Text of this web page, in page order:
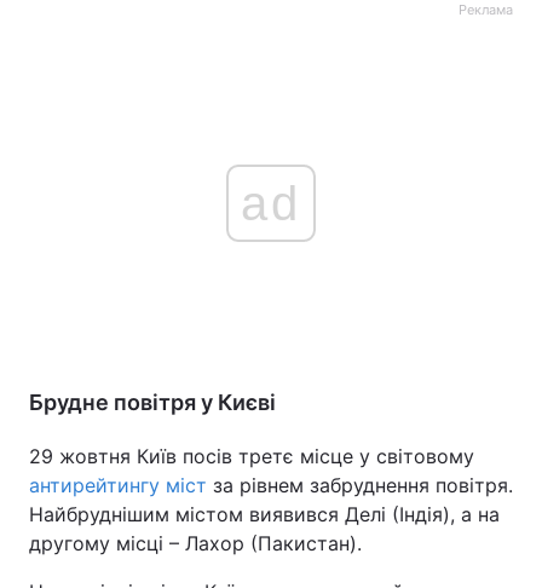
Реклама
ad
Брудне повітря у Києві
29 жовтня Київ посів третє місце у світовому
антирейтингу міст за рівнем забруднення повітря.
Найбруднішим містом виявився Делі (Індія), а на
другому місці – Лахор (Пакистан).